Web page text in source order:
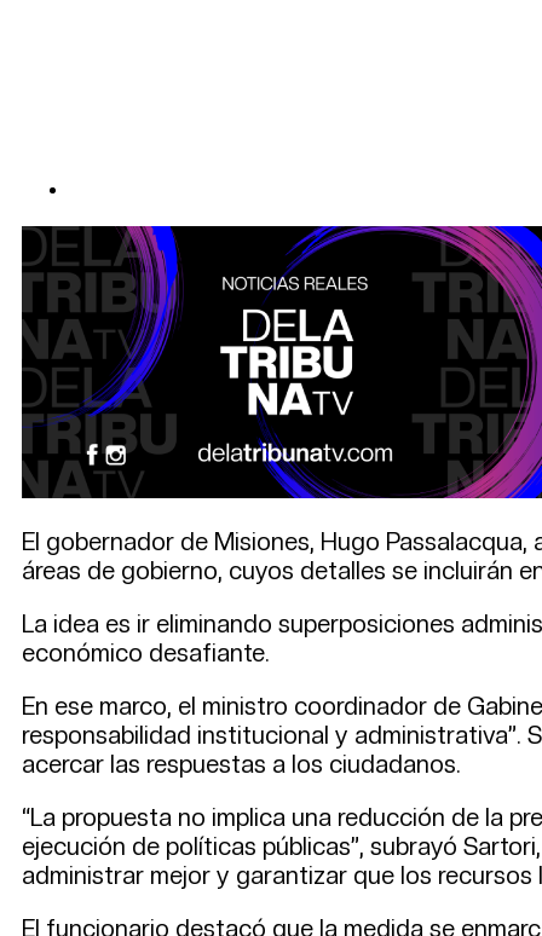
El gobernador de Misiones, Hugo
áreas de gobierno, cuyos detalles se incluirán
La idea es ir eliminando superposiciones
económico desafiante.
En ese marco, el ministro coordinador de
responsabilidad institucional y administrativa”.
acercar las respuestas a los ciudadanos.
“La propuesta no implica una reducción de la
ejecución de políticas públicas”, subrayó
administrar mejor y garantizar que los
El funcionario destacó que la medida se